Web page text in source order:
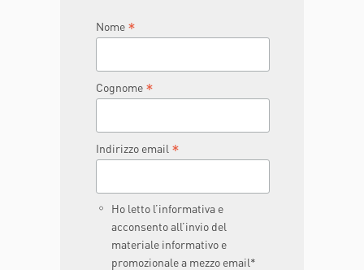
Nome *
Cognome *
Indirizzo email *
Ho letto l’informativa e
acconsento all’invio del
materiale informativo e
promozionale a mezzo email*